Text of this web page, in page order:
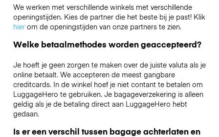
We werken met verschillende winkels met verschillende
openingstijden. Kies de partner die het beste bij je past! Klik
hierom de openingstijden van onze partners te zien.
Welke betaalmethodes worden geaccepteerd?
Je hoeft je geen zorgen te maken over de juiste valuta als je
online betaalt. We accepteren de meest gangbare
creditcards. In de winkel hoef je niet contant te betalen om
LuggageHero te gebruiken. Je bagageverzekering is alleen
geldig als je de betaling direct aan LuggageHero hebt
gedaan.
Is er een verschil tussen bagage achterlaten en